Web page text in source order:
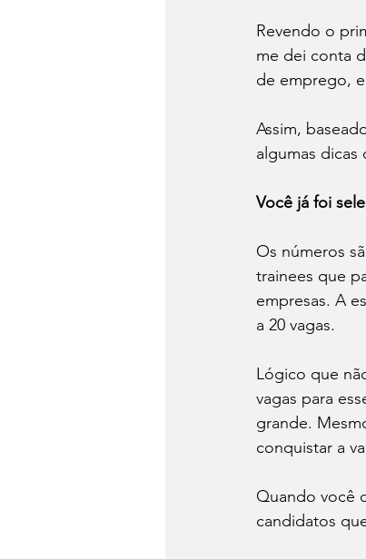
Revendo o
me dei conta
de emprego,
Assim,
algumas
Você já foi
Os números
trainees que
empresas. A
a 20 vagas.
Lógico que
vagas para
grande.
conquistar a
Quando você
candidatos